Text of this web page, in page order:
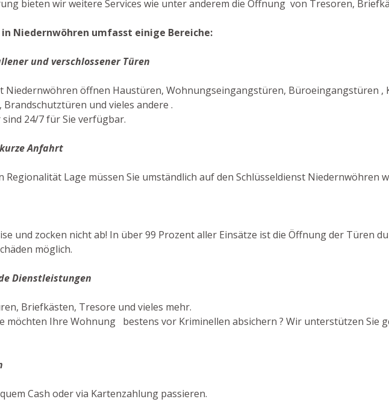
bieten wir weitere Services wie unter anderem die Öffnung von Tresoren,
Niedernwöhren umfasst einige Bereiche:
und verschlossener Türen
Niedernwöhren öffnen Haustüren, Wohnungseingangstüren, Büroeingangstüren ,
und vieles andere .
24/7 für Sie verfügbar.
Anfahrt
Regionalität Lage müssen Sie umständlich auf den Schlüsseldienst Niedernwöhren
und zocken nicht ab! In über 99 Prozent aller Einsätze ist die Öffnung der Türen
möglich.
Dienstleistungen
Briefkästen, Tresore und vieles mehr.
möchten Ihre Wohnung bestens vor Kriminellen absichern ? Wir unterstützen Sie
Cash oder via Kartenzahlung passieren.